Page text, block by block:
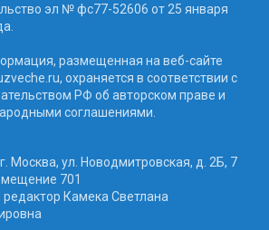
эл № фc77-52606 от 25 января
размещенная на веб-сайте
охраняется в соответствии с
РФ об авторском праве и
соглашениями.
Москва, ул. Новодмитровская, д. 2Б, 7
701
редактор Камека Светлана